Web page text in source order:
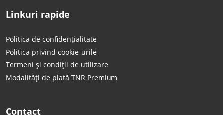
Linkuri rapide
Politica de confidențialitate
Politica privind cookie-urile
Termeni și condiții de utilizare
Modalități de plată TNR Premium
Contact